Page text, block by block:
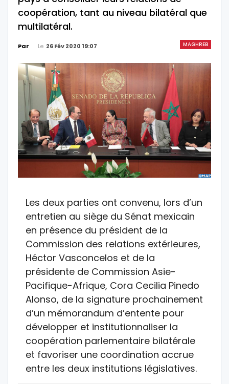
coopération, tant au niveau bilatéral que
multilatéral.
MAGHREB
Par Le 26 Fév 2020 19:07
Les deux parties ont convenu, lors d’un
entretien au siège du Sénat mexicain
en présence du président de la
Commission des relations extérieures,
Héctor Vasconcelos et de la
présidente de Commission Asie-
Pacifique-Afrique, Cora Cecilia Pinedo
Alonso, de la signature prochainement
d’un mémorandum d’entente pour
développer et institutionnaliser la
coopération parlementaire bilatérale
et favoriser une coordination accrue
entre les deux institutions législatives.